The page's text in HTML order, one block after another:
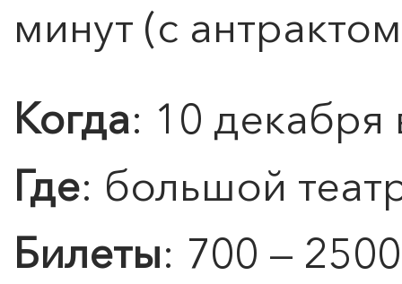
минут (с
Когда: 10 декабря
Где: большой
Билеты: 700 —
ВСТРЕЧА В КЛУБЕ
АВТОРСКОЙ ПЕСНИ